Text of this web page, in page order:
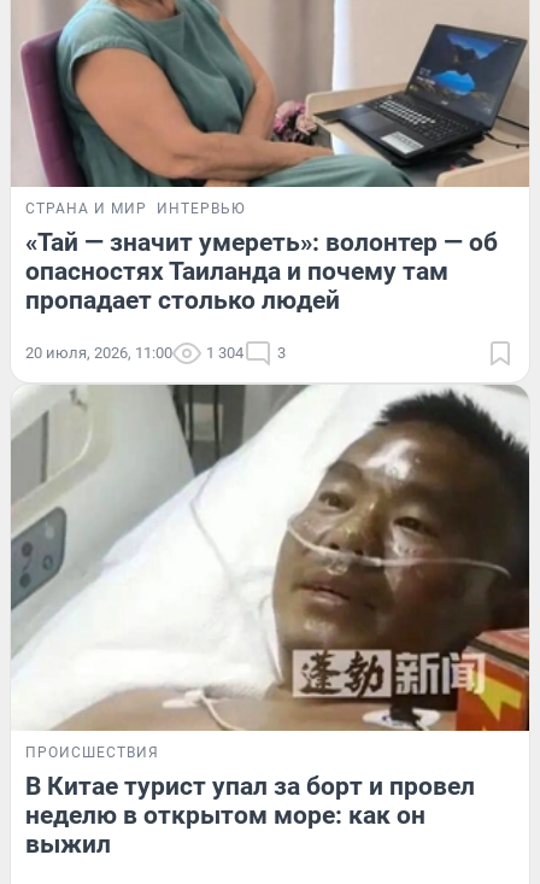
СТРАНА И МИР ИНТЕРВЬЮ
«Тай — значит умереть»: волонтер — об
опасностях Таиланда и почему там
пропадает столько людей
20 июля, 2026, 11:00 1 304 3
ПРОИСШЕСТВИЯ
В Китае турист упал за борт и провел
неделю в открытом море: как он
выжил